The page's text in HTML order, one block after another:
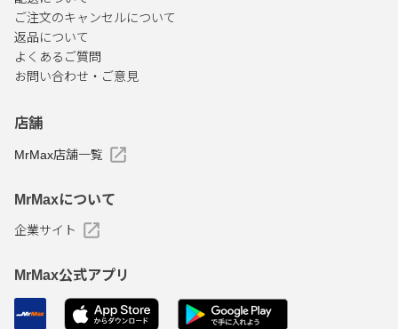
ご注文のキャンセルについて
返品について
よくあるご質問
お問い合わせ・ご意見
店舗
MrMax店舗一覧
MrMaxについて
企業サイト
MrMax公式アプリ